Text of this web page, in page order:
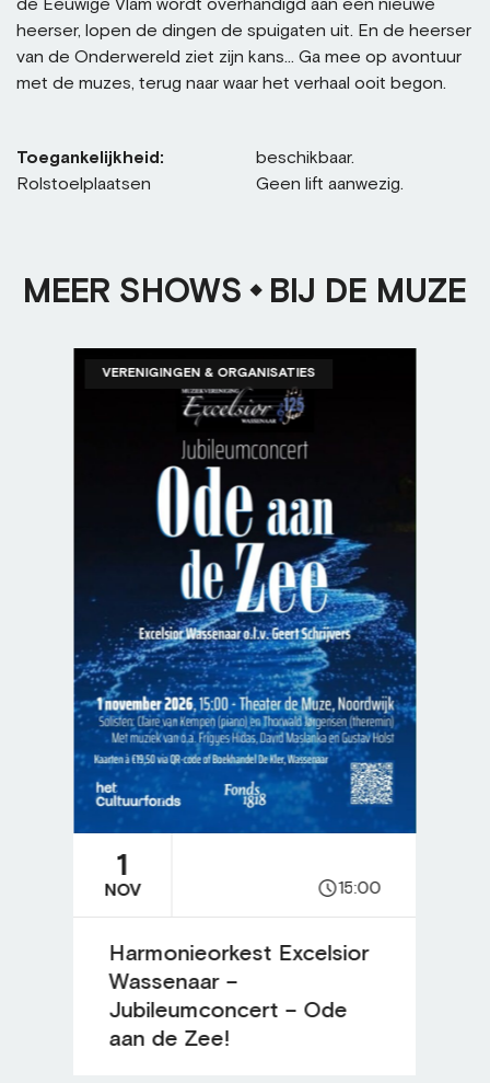
de Eeuwige Vlam wordt overhandigd aan een nieuwe
heerser, lopen de dingen de spuigaten uit. En de heerser
van de Onderwereld ziet zijn kans… Ga mee op avontuur
met de muzes, terug naar waar het verhaal ooit begon.
Toegankelijkheid:
Rolstoelplaatsen
beschikbaar.
Geen lift aanwezig.
MEER SHOWS BIJ DE MUZE
VERENIGINGEN & ORGANISATIES
1
NOV 15:00
Harmonieorkest Excelsior
Wassenaar –
Jubileumconcert – Ode
aan de Zee!